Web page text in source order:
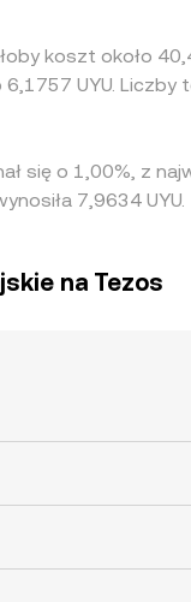
koszt około
UYU. Liczby
się o 1,00%, z
7,9634 UYU.
na Tezos